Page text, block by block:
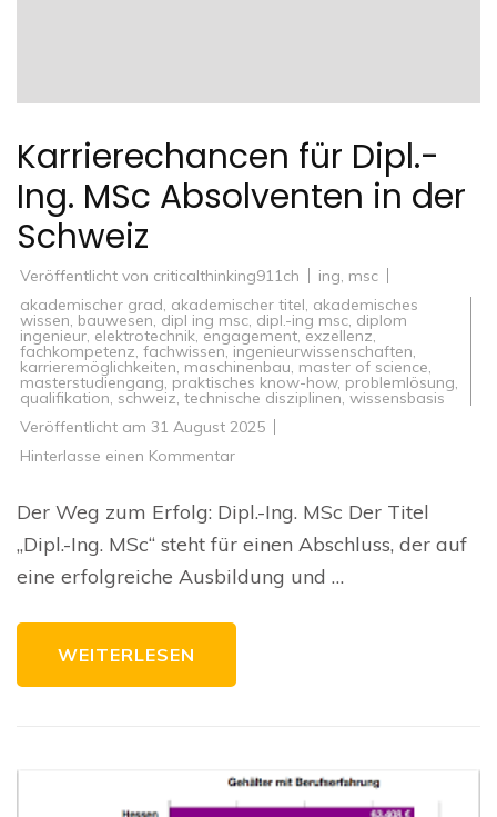
Karrierechancen für Dipl.-
Ing. MSc Absolventen in der
Schweiz
Veröffentlicht von criticalthinking911ch ing, msc
akademischer grad, akademischer titel, akademisches
wissen, bauwesen, dipl ing msc, dipl.-ing msc, diplom
ingenieur, elektrotechnik, engagement, exzellenz,
fachkompetenz, fachwissen, ingenieurwissenschaften,
karrieremöglichkeiten, maschinenbau, master of science,
masterstudiengang, praktisches know-how, problemlösung,
qualifikation, schweiz, technische disziplinen,wissensbasis
Veröffentlicht am 31 August 2025
Hinterlasse einen Kommentarzu
Dipl.-
Ing.
Absolventen
der
Schweiz
Der Weg zum Erfolg: Dipl.-Ing. MSc Der Titel
„Dipl.-Ing. MSc“ steht für einen Abschluss, der auf
eine erfolgreiche Ausbildung und …
WEITERLESEN